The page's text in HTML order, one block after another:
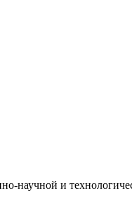
научной и